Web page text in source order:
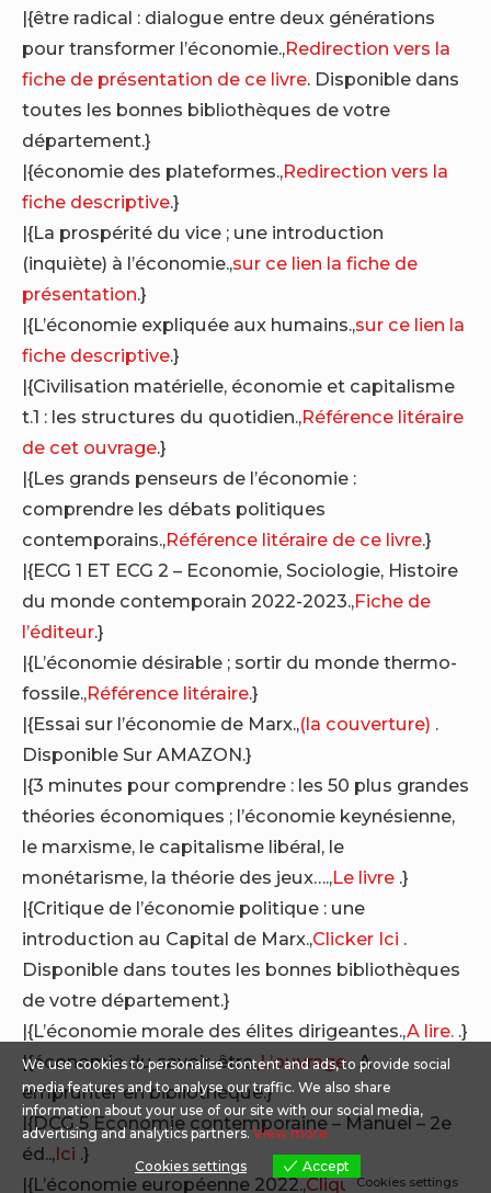
|{être radical : dialogue entre deux générations
pour transformer l’économie.,Redirection vers la
fiche de présentation de ce livre. Disponible dans
toutes les bonnes bibliothèques de votre
département.}
|{économie des plateformes.,Redirection vers la
fiche descriptive.}
|{La prospérité du vice ; une introduction
(inquiète) à l’économie.,sur ce lien la fiche de
présentation.}
|{L’économie expliquée aux humains.,sur ce lien la
fiche descriptive.}
|{Civilisation matérielle, économie et capitalisme
t.1 : les structures du quotidien.,Référence litéraire
de cet ouvrage.}
|{Les grands penseurs de l’économie :
comprendre les débats politiques
contemporains.,Référence litéraire de ce livre.}
|{ECG 1 ET ECG 2 – Economie, Sociologie, Histoire
du monde contemporain 2022-2023.,Fiche de
l’éditeur.}
|{L’économie désirable ; sortir du monde thermo-
fossile.,Référence litéraire.}
|{Essai sur l’économie de Marx.,(la couverture) .
Disponible Sur AMAZON.}
|{3 minutes pour comprendre : les 50 plus grandes
théories économiques ; l’économie keynésienne,
le marxisme, le capitalisme libéral, le
monétarisme, la théorie des jeux….,Le livre .}
|{Critique de l’économie politique : une
introduction au Capital de Marx.,Clicker Ici .
Disponible dans toutes les bonnes bibliothèques
de votre département.}
|{L’économie morale des élites dirigeantes.,A lire. .}
|{économie du savoir-être.,L’ouvrage. A
emprunter en bibliothèque.}
|{DCG 5 Economie contemporaine – Manuel – 2e
éd..,Ici .}
|{L’économie européenne 2022.,Clique ICI.}
We use cookies to personalise content and ads, to provide social
media features and to analyse our traffic. We also share
information about your use of our site with our social media,
advertising and analytics partners.View more
Cookies settings
Accept
Cookies settings